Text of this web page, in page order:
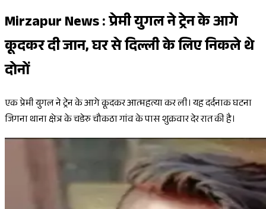
Mirzapur News : प्रेमी युगल ने ट्रेन के आगे
कूदकर दी जान, घर से दिल्ली के लिए निकले थे
दोनों
एक प्रेमी युगल ने ट्रेन के आगे कूदकर आत्महत्या कर ली। यह दर्दनाक घटना
जिगना थाना क्षेत्र के चडेरु चौकठा गांव के पास शुक्रवार देर रात की है।